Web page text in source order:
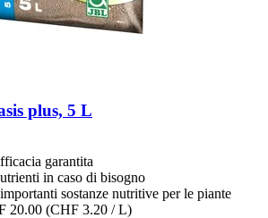
plus, 5 L
garantita
in caso di bisogno
sostanze nutritive per le piante
20.00 (CHF 3.20 / L)